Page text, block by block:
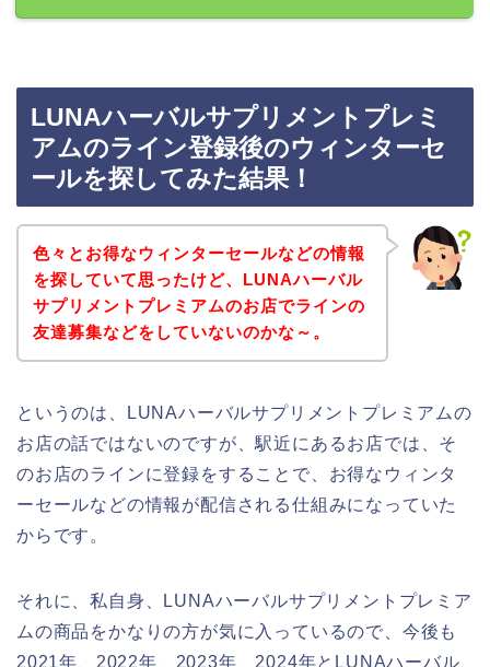
LUNAハーバルサプリメントプレミ
アムのライン登録後のウィンターセ
ールを探してみた結果！
色々とお得なウィンターセールなどの情報
を探していて思ったけど、LUNAハーバル
サプリメントプレミアムのお店でラインの
友達募集などをしていないのかな～。
というのは、LUNAハーバルサプリメントプレミアムの
お店の話ではないのですが、駅近にあるお店では、そ
のお店のラインに登録をすることで、お得なウィンタ
ーセールなどの情報が配信される仕組みになっていた
からです。
それに、私自身、LUNAハーバルサプリメントプレミア
ムの商品をかなりの方が気に入っているので、今後も
2021年、2022年、2023年、2024年とLUNAハーバル